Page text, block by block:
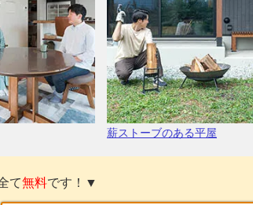
薪ストーブのある平屋
て無料です！▼